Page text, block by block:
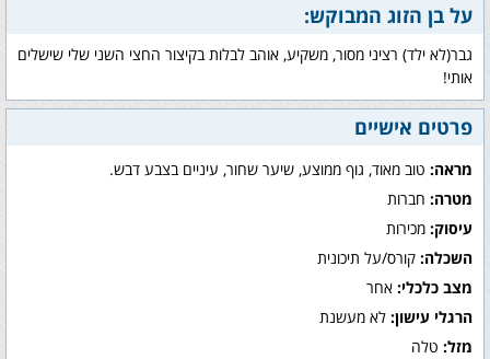
על בן הזוג המבוקש:
גבר(לא ילד) רציני מסור, משקיע, אוהב לבלות בקיצור החצי השני שלי שישלים
אותי!
פרטים אישיים
מראה: טוב מאוד, גוף ממוצע, שיער שחור, עיניים בצבע דבש.
מטרה: חברות
עיסוק: מכירות
השכלה: קורס/על תיכונית
מצב כלכלי: אחר
הרגלי עישון: לא מעשנת
מזל: טלה